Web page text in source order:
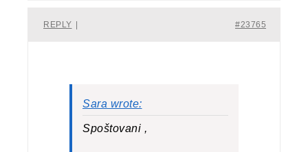
#23765
REPLY
Sara wrote:
Spoštovani ,